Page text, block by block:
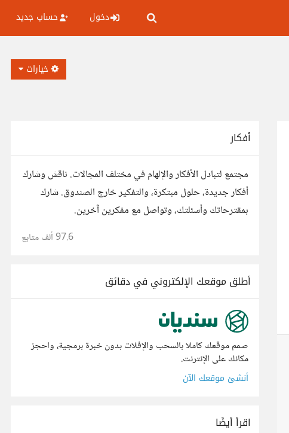
دخول حساب جديد
خيارات
أفكار
مجتمع لتبادل الأفكار والإلهام في مختلف المجالات. ناقش وشارك
أفكار جديدة، حلول مبتكرة، والتفكير خارج الصندوق. شارك
بمقترحاتك وأسئلتك، وتواصل مع مفكرين آخرين.
97.6 ألف متابع
أطلق موقعك الإلكتروني في دقائق
صمم موقعك كاملا بالسحب والإفلات بدون خبرة برمجية، واحجز
مكانك على الإنترنت.
أنشئ موقعك الآن
اقرأ أيضًا